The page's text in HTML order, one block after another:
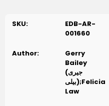
SKU:
EDB-AR-
001660
Author:
Gerry
Bailey
(جيرى
بيلى);Felicia
Law